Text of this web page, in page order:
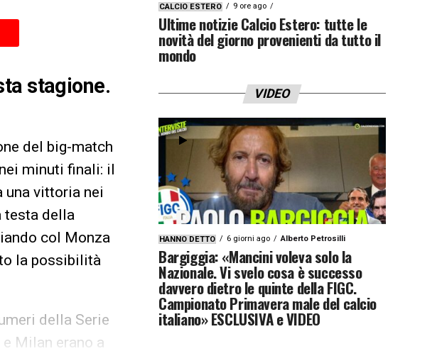
stagione.
del big-match
minuti finali: il
una vittoria nei
testa della
col Monza
la possibilità
della Serie
Milan erano a
CALCIO ESTERO 9 ore ago
Ultime notizie Calcio Estero: tutte le
novità del giorno provenienti da tutto il
mondo
VIDEO
HANNO DETTO 6 giorni ago Alberto Petrosilli
Bargiggia: «Mancini voleva solo la
Nazionale. Vi svelo cosa è successo
davvero dietro le quinte della FIGC.
Campionato Primavera male del calcio
italiano» ESCLUSIVA e VIDEO